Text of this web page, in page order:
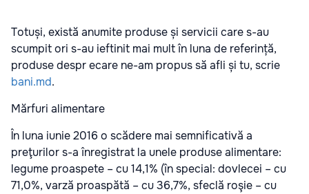
Totuși, există anumite produse și servicii care s-au
scumpit ori s-au ieftinit mai mult în luna de referință,
produse despr ecare ne-am propus să afli și tu, scrie
bani.md.
Mărfuri alimentare
În luna iunie 2016 o scădere mai semnificativă a
preţurilor s-a înregistrat la unele produse alimentare:
legume proaspete – cu 14,1% (în special: dovlecei – cu
71,0%, varză proaspătă – cu 36,7%, sfeclă roşie – cu